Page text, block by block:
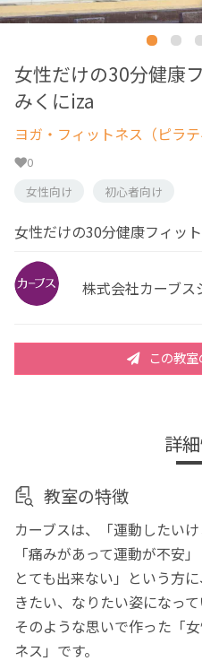
女性だけの30分健康
みくにiza
ヨガ・フィットネス（ピラテ
0
女性向け
初心者向け
女性だけの30分健康フィッ
株式会社カーブス
この教
詳
教室の特徴
カーブスは、「運動したい
「痛みがあって運動が不安
とても出来ない」という方
きたい、なりたい姿になって
そのような思いで作った「
ネス」です。